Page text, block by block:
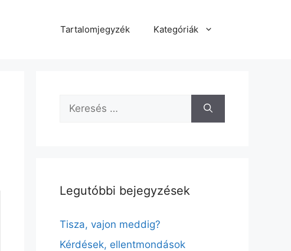
Tartalomjegyzék Kategóriák
Keresés:
Legutóbbi bejegyzések
Tisza, vajon meddig?
Kérdések, ellentmondások